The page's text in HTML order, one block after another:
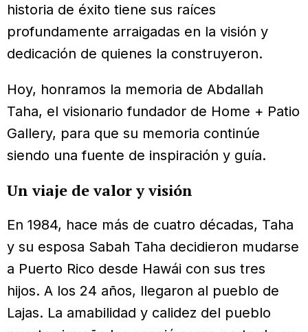
historia de éxito tiene sus raíces
profundamente arraigadas en la visión y
dedicación de quienes la construyeron.
Hoy, honramos la memoria de Abdallah
Taha, el visionario fundador de Home + Patio
Gallery, para que su memoria continúe
siendo una fuente de inspiración y guía.
Un viaje de valor y visión
En 1984, hace más de cuatro décadas, Taha
y su esposa Sabah Taha decidieron mudarse
a Puerto Rico desde Hawái con sus tres
hijos. A los 24 años, llegaron al pueblo de
Lajas. La amabilidad y calidez del pueblo